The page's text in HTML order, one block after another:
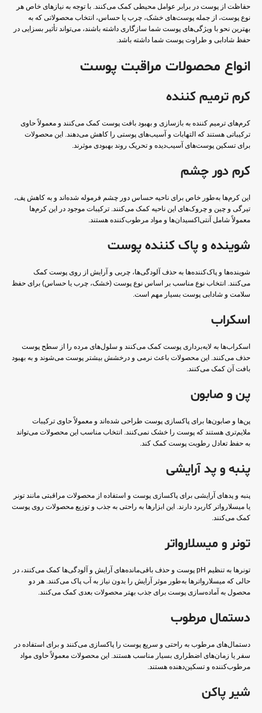
حفاظت از پوست در برابر عوامل محیطی کمک می‌کنند. با توجه به نیازهای خاص هر
نوع پوست، از جمله پوست‌های خشک، چرب یا حساس، انتخاب محصولاتی که به
بهترین نحو با ویژگی‌های پوست شما سازگاری داشته باشند، می‌تواند تأثیر بسزایی در
حفظ شادابی و طراوت پوست شما داشته باشد.
انواع محصولات مراقبت پوست
کرم ترمیم کننده
کرم‌های ترمیم کننده به بازسازی و بهبود بافت پوست کمک می‌کنند و معمولاً حاوی
ترکیباتی هستند که التهابات و آسیب‌های پوستی را کاهش می‌دهند. این محصولات
برای تسکین پوست‌های آسیب‌دیده و تحریک روند بهبودی موثرند.
کرم دور چشم
این کرم‌ها به‌طور خاص برای ناحیه حساس دور چشم فرموله شده‌اند و به کاهش پف،
تیرگی و چین و چروک‌های این ناحیه کمک می‌کنند. ترکیبات موجود در این کرم‌ها
معمولاً شامل آنتی‌اکسیدان‌ها و مواد مرطوب‌کننده هستند.
شوینده و پاک کننده پوست
شوینده‌ها و پاک‌کننده‌ها به حذف آلودگی‌ها، چربی و آرایش از روی پوست کمک
می‌کنند. انتخاب نوع مناسب بر اساس نوع پوست (خشک، چرب یا حساس) برای حفظ
سلامت و شادابی پوست بسیار مهم است.
اسکراب
اسکراب‌ها به لایه‌برداری پوست کمک می‌کنند و سلول‌های مرده را از سطح پوست
حذف می‌کنند. این محصولات باعث نرمی و درخشش بیشتر پوست می‌شوند و به بهبود
بافت آن کمک می‌کنند.
پن و صابون
پن‌ها و صابون‌ها برای پاکسازی پوست طراحی شده‌اند و معمولاً حاوی ترکیبات
ملایم‌تری هستند که پوست را خشک نمی‌کنند. انتخاب مناسب این محصولات می‌تواند
به حفظ تعادل رطوبت پوست کمک کند.
پنبه و پد آرایشی
پنبه و پدهای آرایشی برای پاکسازی پوست و استفاده از محصولات مراقبتی مانند تونر
یا میسلارواتر کاربرد دارند. این ابزارها به راحتی به جذب و توزیع محصولات روی پوست
کمک می‌کنند.
تونر و میسلارواتر
تونرها به تنظیم pH پوست و حذف باقی‌مانده‌های آرایش و آلودگی‌ها کمک می‌کنند، در
حالی که میسلارواترها به‌طور موثر آرایش را بدون نیاز به آب پاک می‌کنند. هر دو
محصول به آماده‌سازی پوست برای جذب بهتر محصولات بعدی کمک می‌کنند.
دستمال مرطوب
دستمال‌های مرطوب به راحتی و سریع پوست را پاکسازی می‌کنند و برای استفاده در
سفر یا زمان‌های اضطراری بسیار مناسب هستند. این محصولات معمولاً حاوی مواد
مرطوب‌کننده و تسکین‌دهنده هستند.
شیر پاکن